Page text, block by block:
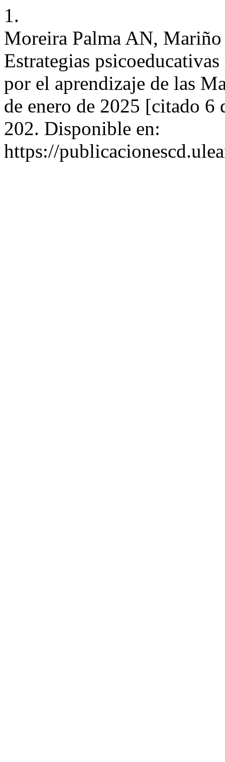
1.
Moreira Palma AN,
Estrategias
por el aprendizaje de las
de enero de 2025 [citado
202. Disponible en:
https://